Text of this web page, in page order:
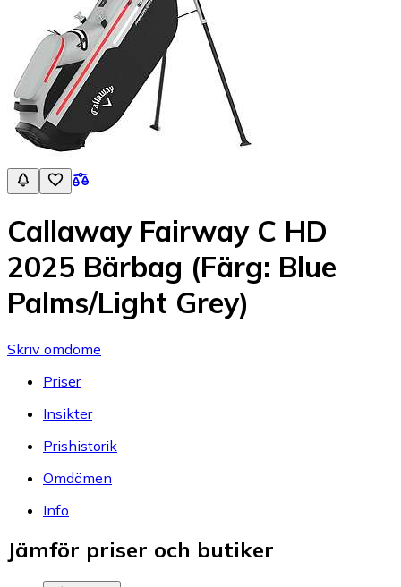
Callaway Fairway C HD
2025 Bärbag (Färg: Blue
Palms/Light Grey)
Skriv omdöme
Priser
Insikter
Prishistorik
Omdömen
Info
Jämför priser och butiker